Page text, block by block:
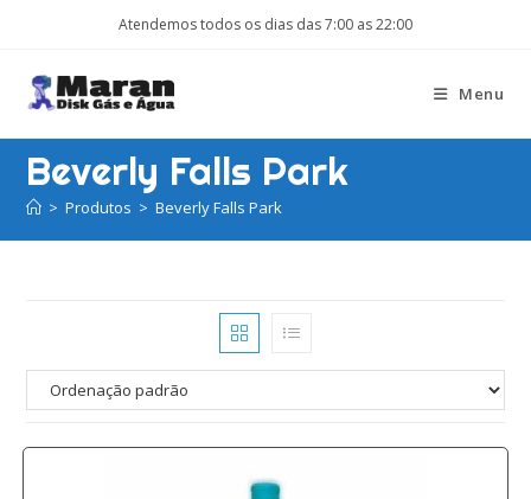
conteúdo
Atendemos todos os dias das 7:00 as 22:00
Menu
Beverly Falls Park
> Produtos > Beverly Falls Park